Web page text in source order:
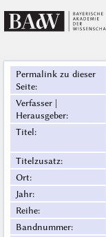
Permalink zu dieser
Seite:
Verfasser |
Herausgeber:
Titel:
Titelzusatz:
Ort:
Jahr:
Reihe:
Bandnummer: